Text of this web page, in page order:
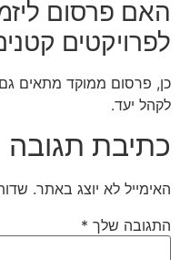
האם פרסום
לפרויקטים
כן, פרסום ממוקד מתאים גם
לקהל יעד.
כתיבת תגובה
האימייל לא יוצג באתר.
התגובה שלך *